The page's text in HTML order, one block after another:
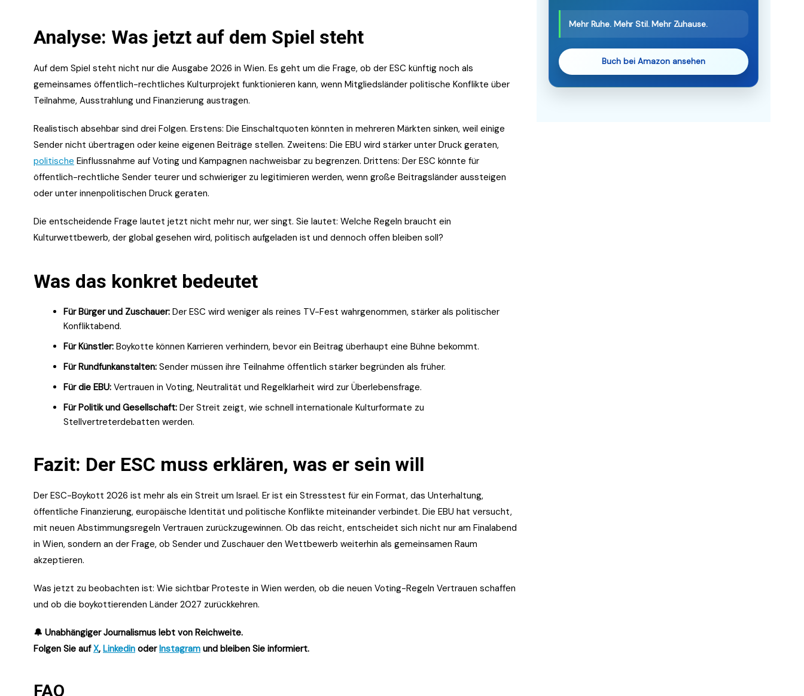
Analyse: Was jetzt auf dem Spiel steht
Auf dem Spiel steht nicht nur die Ausgabe 2026 in Wien. Es geht um die Frage, ob der ESC künftig noch als
gemeinsames öffentlich-rechtliches Kulturprojekt funktionieren kann, wenn Mitgliedsländer politische Konflikte über
Teilnahme, Ausstrahlung und Finanzierung austragen.
Realistisch absehbar sind drei Folgen. Erstens: Die Einschaltquoten könnten in mehreren Märkten sinken, weil einige
Sender nicht übertragen oder keine eigenen Beiträge stellen. Zweitens: Die EBU wird stärker unter Druck geraten,
politische Einflussnahme auf Voting und Kampagnen nachweisbar zu begrenzen. Drittens: Der ESC könnte für
öffentlich-rechtliche Sender teurer und schwieriger zu legitimieren werden, wenn große Beitragsländer aussteigen
oder unter innenpolitischen Druck geraten.
Die entscheidende Frage lautet jetzt nicht mehr nur, wer singt. Sie lautet: Welche Regeln braucht ein
Kulturwettbewerb, der global gesehen wird, politisch aufgeladen ist und dennoch offen bleiben soll?
Was das konkret bedeutet
Für Bürger und Zuschauer: Der ESC wird weniger als reines TV-Fest wahrgenommen, stärker als politischer
Konfliktabend.
Für Künstler: Boykotte können Karrieren verhindern, bevor ein Beitrag überhaupt eine Bühne bekommt.
Für Rundfunkanstalten: Sender müssen ihre Teilnahme öffentlich stärker begründen als früher.
Für die EBU: Vertrauen in Voting, Neutralität und Regelklarheit wird zur Überlebensfrage.
Für Politik und Gesellschaft: Der Streit zeigt, wie schnell internationale Kulturformate zu
Stellvertreterdebatten werden.
Fazit: Der ESC muss erklären, was er sein will
Der ESC-Boykott 2026 ist mehr als ein Streit um Israel. Er ist ein Stresstest für ein Format, das Unterhaltung,
öffentliche Finanzierung, europäische Identität und politische Konflikte miteinander verbindet. Die EBU hat versucht,
mit neuen Abstimmungsregeln Vertrauen zurückzugewinnen. Ob das reicht, entscheidet sich nicht nur am Finalabend
in Wien, sondern an der Frage, ob Sender und Zuschauer den Wettbewerb weiterhin als gemeinsamen Raum
akzeptieren.
Was jetzt zu beobachten ist: Wie sichtbar Proteste in Wien werden, ob die neuen Voting-Regeln Vertrauen schaffen
und ob die boykottierenden Länder 2027 zurückkehren.
🔔 Unabhängiger Journalismus lebt von Reichweite.
Folgen Sie aufX, Linkedin oderInstagram und bleiben Sie informiert.
FAQ
Mehr Ruhe. Mehr Stil. Mehr Zuhause.
Buch bei Amazon ansehen